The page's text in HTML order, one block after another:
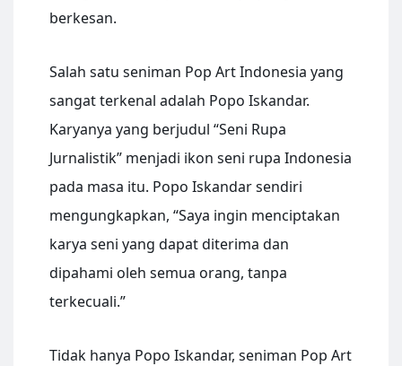
berkesan.
Salah satu seniman Pop Art Indonesia yang
sangat terkenal adalah Popo Iskandar.
Karyanya yang berjudul “Seni Rupa
Jurnalistik” menjadi ikon seni rupa Indonesia
pada masa itu. Popo Iskandar sendiri
mengungkapkan, “Saya ingin menciptakan
karya seni yang dapat diterima dan
dipahami oleh semua orang, tanpa
terkecuali.”
Tidak hanya Popo Iskandar, seniman Pop Art